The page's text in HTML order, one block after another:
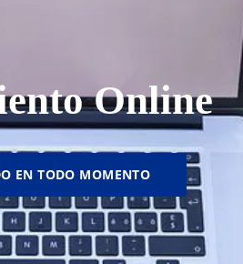
Online
EN TODO MOMENTO